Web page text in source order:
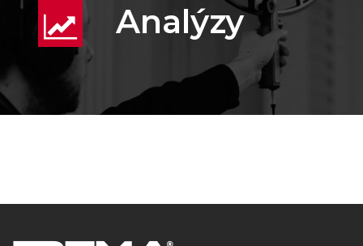
Analýzy